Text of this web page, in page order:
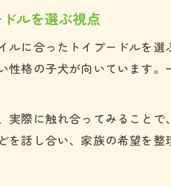
ルを選ぶ視点
ルに合ったトイプードルを
性格の子犬が向いています
実際に触れ合ってみること
を話し合い、家族の希望を